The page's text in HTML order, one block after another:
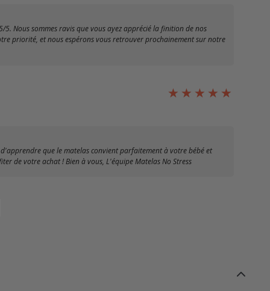
Nous sommes ravis que vous ayez apprécié la finition de nos
priorité, et nous espérons vous retrouver prochainement sur notre
que le matelas convient parfaitement à votre bébé et
de votre achat ! Bien à vous, L'équipe Matelas No Stress